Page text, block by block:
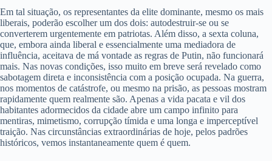
Em tal situação, os representantes da elite dominante, mesmo os mais
liberais, poderão escolher um dos dois: autodestruir-se ou se
converterem urgentemente em patriotas. Além disso, a sexta coluna,
que, embora ainda liberal e essencialmente uma mediadora de
influência, aceitava de má vontade as regras de Putin, não funcionará
mais. Nas novas condições, isso muito em breve será revelado como
sabotagem direta e inconsistência com a posição ocupada. Na guerra,
nos momentos de catástrofe, ou mesmo na prisão, as pessoas mostram
rapidamente quem realmente são. Apenas a vida pacata e vil dos
habitantes adormecidos da cidade abre um campo infinito para
mentiras, mimetismo, corrupção tímida e uma longa e imperceptível
traição. Nas circunstâncias extraordinárias de hoje, pelos padrões
históricos, vemos instantaneamente quem é quem.